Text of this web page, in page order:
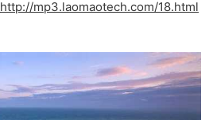
http://mp3.laomaotech.com/18.html